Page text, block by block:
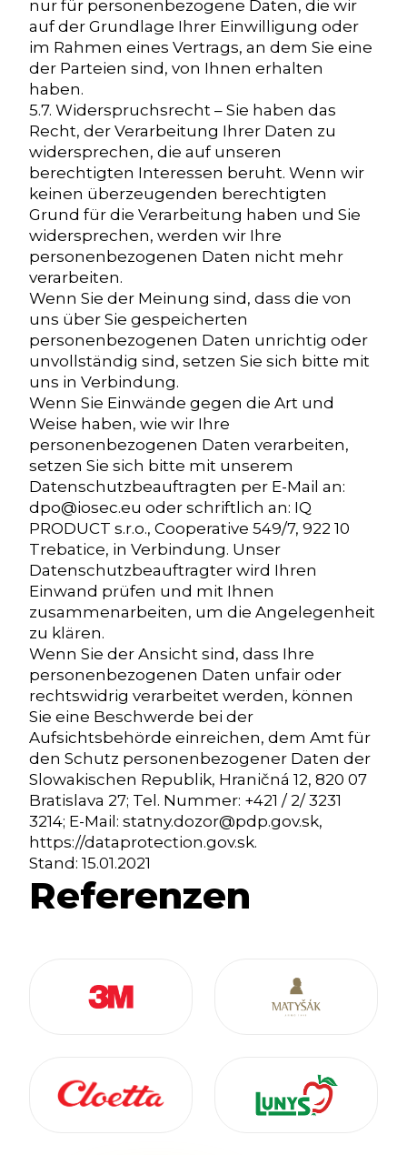
nur für personenbezogene Daten, die wir
auf der Grundlage Ihrer Einwilligung oder
im Rahmen eines Vertrags, an dem Sie eine
der Parteien sind, von Ihnen erhalten
haben.
5.7. Widerspruchsrecht – Sie haben das
Recht, der Verarbeitung Ihrer Daten zu
widersprechen, die auf unseren
berechtigten Interessen beruht. Wenn wir
keinen überzeugenden berechtigten
Grund für die Verarbeitung haben und Sie
widersprechen, werden wir Ihre
personenbezogenen Daten nicht mehr
verarbeiten.
Wenn Sie der Meinung sind, dass die von
uns über Sie gespeicherten
personenbezogenen Daten unrichtig oder
unvollständig sind, setzen Sie sich bitte mit
uns in Verbindung.
Wenn Sie Einwände gegen die Art und
Weise haben, wie wir Ihre
personenbezogenen Daten verarbeiten,
setzen Sie sich bitte mit unserem
Datenschutzbeauftragten per E-Mail an:
dpo@iosec.eu oder schriftlich an: IQ
PRODUCT s.r.o., Cooperative 549/7, 922 10
Trebatice, in Verbindung. Unser
Datenschutzbeauftragter wird Ihren
Einwand prüfen und mit Ihnen
zusammenarbeiten, um die Angelegenheit
zu klären.
Wenn Sie der Ansicht sind, dass Ihre
personenbezogenen Daten unfair oder
rechtswidrig verarbeitet werden, können
Sie eine Beschwerde bei der
Aufsichtsbehörde einreichen, dem Amt für
den Schutz personenbezogener Daten der
Slowakischen Republik, Hraničná 12, 820 07
Bratislava 27; Tel. Nummer: +421 / 2/ 3231
3214; E-Mail: statny.dozor@pdp.gov.sk,
https://dataprotection.gov.sk.
Stand: 15.01.2021
Referenzen